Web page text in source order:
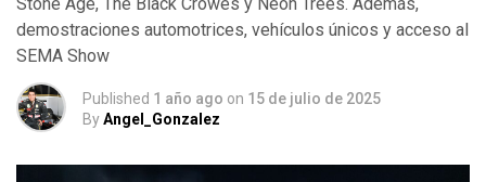
demostraciones automotrices, vehículos únicos y acceso al
SEMA Show
Published 1 año ago on 15 de julio de 2025
ByAngel_Gonzalez